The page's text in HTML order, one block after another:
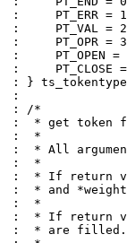
:     PT_ERR =
:     PT_VAL =
:     PT_OPR =
:     PT_OPEN =
:     PT_CLOSE
: }
:
: /*
:  * get token
:  *
:  * All
:  *
:  * If return
:  * and
:  *
:  * If return
:  * are filled.